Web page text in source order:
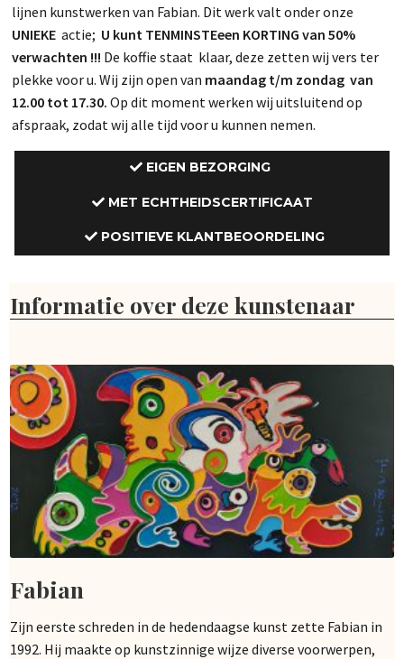
lijnen kunstwerken van Fabian. Dit werk valt onder onze
UNIEKEactie; U kunt TENMINSTEeen KORTING van 50%
verwachten !!! De koffie staat klaar, deze zetten wij vers ter
plekke voor u. Wij zijn open van maandag t/m zondag van
12.00 tot 17.30. Op dit moment werken wij uitsluitend op
afspraak, zodat wij alle tijd voor u kunnen nemen.
EIGEN BEZORGING
MET ECHTHEIDSCERTIFICAAT
POSITIEVE KLANTBEOORDELING
Informatie over deze kunstenaar
Fabian
Zijn eerste schreden in de hedendaagse kunst zette Fabian in
1992. Hij maakte op kunstzinnige wijze diverse voorwerpen,